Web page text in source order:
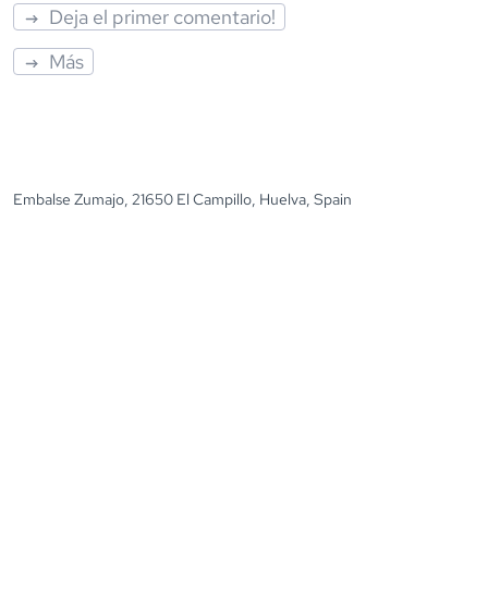
Deja el primer comentario!
Más
Embalse Zumajo, 21650 El Campillo, Huelva, Spain